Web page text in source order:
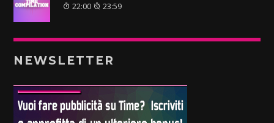
22:00 23:59
NEWSLETTER